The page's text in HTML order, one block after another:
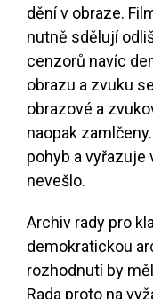
dění v obraze.
nutně sdělují
cenzorů navíc
obrazu a zvuku
obrazové a
naopak
pohyb a vyřazuje
nevešlo.
Archiv rady pro
demokratickou
rozhodnutí by
Rada proto na